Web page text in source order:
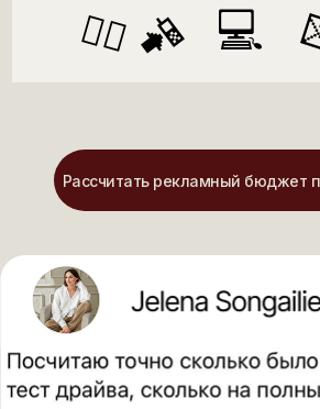
💻
✌🏼📲
Рассчитать рекламный бюджет